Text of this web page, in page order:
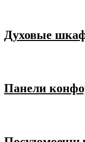
Духовые
Панели